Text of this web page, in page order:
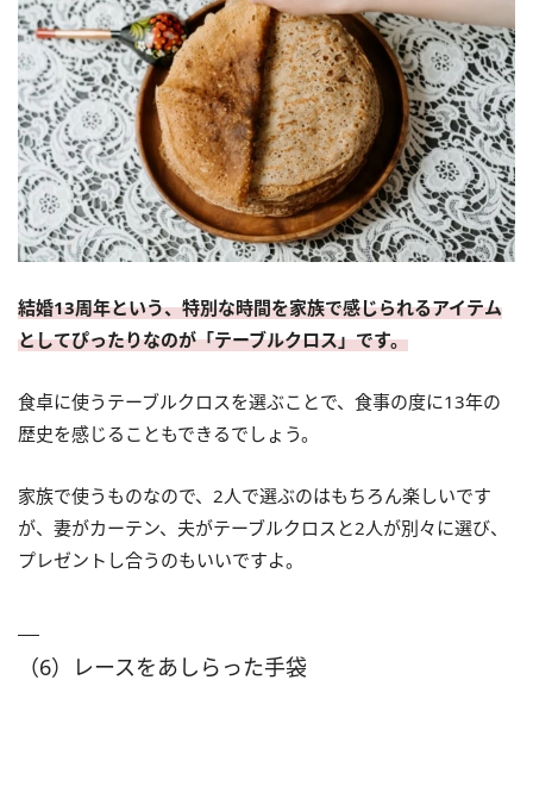
結婚13周年という、特別な時間を家族で感じられるアイテム
としてぴったりなのが「テーブルクロス」です。
食卓に使うテーブルクロスを選ぶことで、食事の度に13年の
歴史を感じることもできるでしょう。
家族で使うものなので、2人で選ぶのはもちろん楽しいです
が、妻がカーテン、夫がテーブルクロスと2人が別々に選び、
プレゼントし合うのもいいですよ。
（6）レースをあしらった手袋